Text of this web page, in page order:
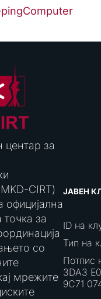
центар за
CIRT)
официјална
за
со
мрежите
ЈАВЕН
ID на
Тип на
Потпис
3DA3
9C71